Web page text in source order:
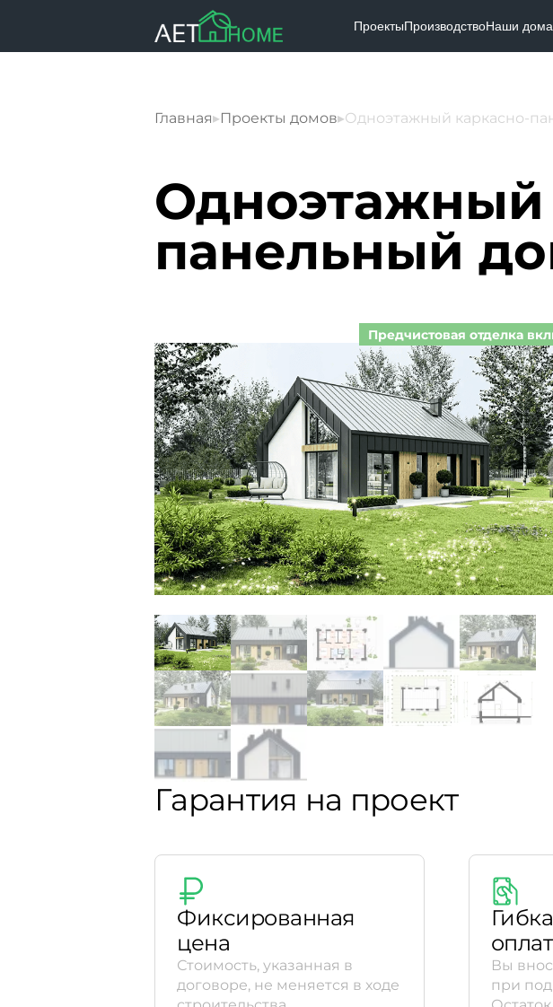
ПроектыПроизводствоНаши дома
Главная▸Проекты домов▸Одноэтажный каркасно-
Одноэтажный
панельный
Предчистовая отделка
Гарантия на проект
Фиксированная
цена
Стоимость, указанная в
договоре, не меняется в ходе
Вы
при